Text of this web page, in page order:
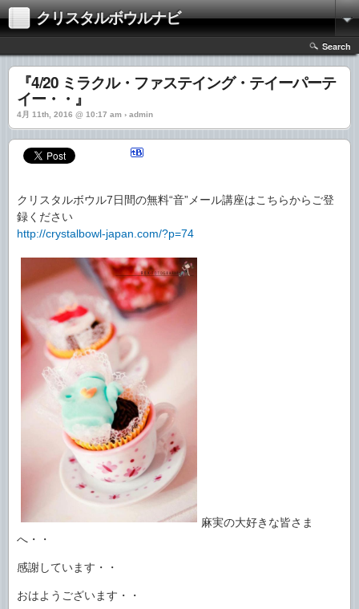
クリスタルボウルナビ
Search
『4/20 ミラクル・ファステイング・テイーパーテ
イー・・』
4月 11th, 2016 @ 10:17 am › admin
クリスタルボウル7日間の無料“音”メール講座はこちらからご登
録ください
http://crystalbowl-japan.com/?p=74
麻実の大好きな皆さま
へ・・
感謝しています・・
おはようございます・・